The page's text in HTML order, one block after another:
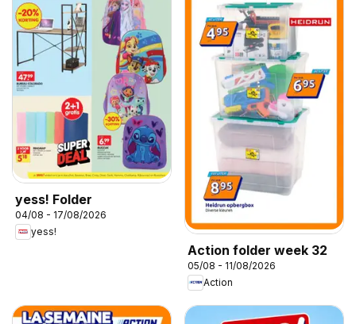
yess! Folder
04/08 - 17/08/2026
yess!
Action folder week 32
05/08 - 11/08/2026
Action